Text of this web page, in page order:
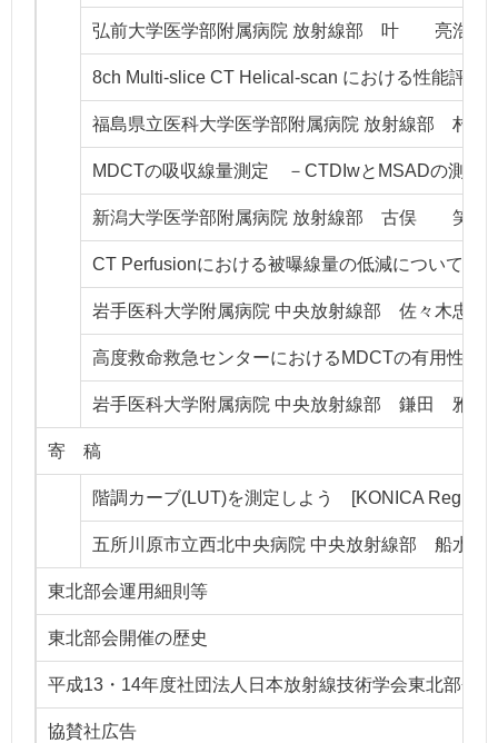
弘前大学医学部附属病院 放射線部 叶 亮浩
8ch Multi-slice CT Helical-scan における性能評価
福島県立医科大学医学部附属病院 放射線部 村
MDCTの吸収線量測定 －CTDIwとMSADの測定
新潟大学医学部附属病院 放射線部 古俣 笑
CT Perfusionにおける被曝線量の低減について
岩手医科大学附属病院 中央放射線部 佐々木忠司
高度救命救急センターにおけるMDCTの有用性
岩手医科大学附属病院 中央放射線部 鎌田 雅義
寄 稿
階調カーブ(LUT)を測定しよう [KONICA Regius
五所川原市立西北中央病院 中央放射線部 船水
東北部会運用細則等
東北部会開催の歴史
平成13・14年度社団法人日本放射線技術学会東北部会
協賛社広告